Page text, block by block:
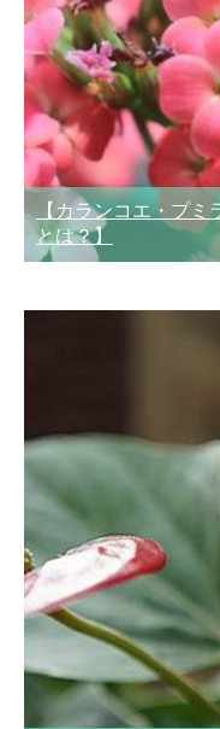
【カランコエ・プ
とは？】